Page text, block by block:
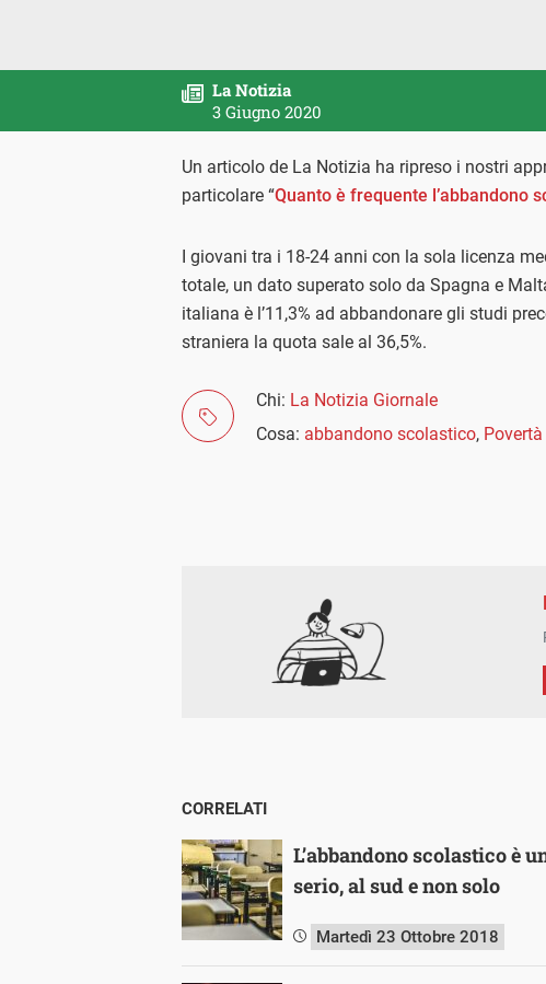
La Notizia
3 Giugno 2020
Un articolo de La Notizia ha ripreso i nostri
particolare “Quanto è frequente l’abbandono
I giovani tra i 18-24 anni con la sola licenza
totale, un dato superato solo da Spagna e
italiana è l’11,3% ad abbandonare gli studi
straniera la quota sale al 36,5%.
Chi: La Notizia Giornale
Cosa: abbandono scolastico,
CORRELATI
L’abbandono scolastico è
serio, al sud e non solo
Martedì 23 Ottobre 2018